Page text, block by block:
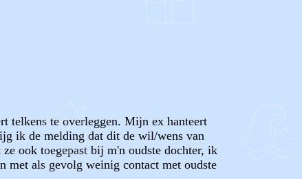
telkens te overleggen. Mijn ex hanteert
ik de melding dat dit de wil/wens van
ook toegepast bij m'n oudste dochter, ik
met als gevolg weinig contact met oudste